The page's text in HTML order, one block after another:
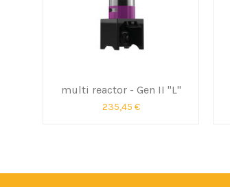
multi reactor - Gen II "L"
235,45 €